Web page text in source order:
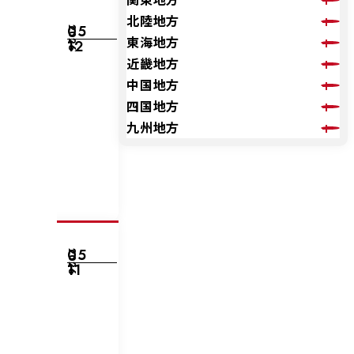
2026
05
12
2026
05
11
北陸地方
東海地方
近畿地方
中国地方
四国地方
九州地方